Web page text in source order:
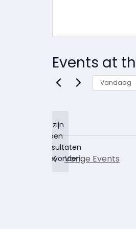
Events at
Notice
Er zijn
geen
resultaten
gevonden.
Vandaag
Vorige Events